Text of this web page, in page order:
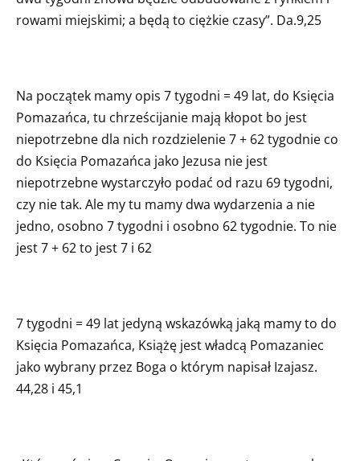
rowami miejskimi; a będą to ciężkie czasy”. Da.9,25
Na początek mamy opis 7 tygodni = 49 lat, do Księcia
Pomazańca, tu chrześcijanie mają kłopot bo jest
niepotrzebne dla nich rozdzielenie 7 + 62 tygodnie co
do Księcia Pomazańca jako Jezusa nie jest
niepotrzebne wystarczyło podać od razu 69 tygodni,
czy nie tak. Ale my tu mamy dwa wydarzenia a nie
jedno, osobno 7 tygodni i osobno 62 tygodnie. To nie
jest 7 + 62 to jest 7 i 62
7 tygodni = 49 lat jedyną wskazówką jaką mamy to do
Księcia Pomazańca, Książę jest władcą Pomazaniec
jako wybrany przez Boga o którym napisał Izajasz.
44,28 i 45,1